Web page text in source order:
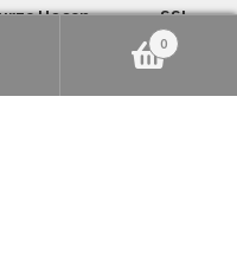
Hosen
0